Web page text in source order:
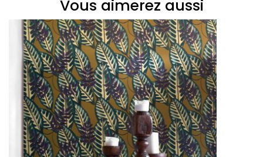
Vous aimerez aussi